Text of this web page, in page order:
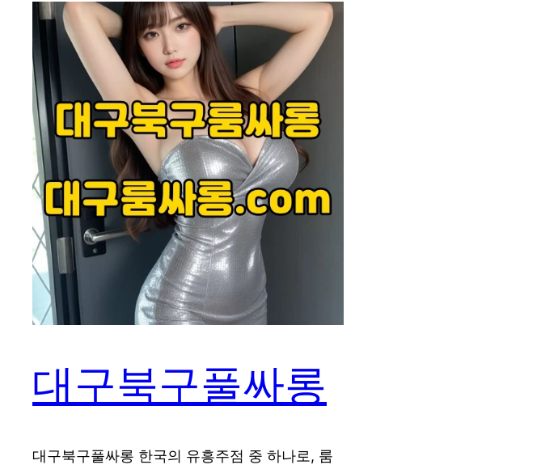
대구북구풀싸롱
대구북구풀싸롱 한국의 유흥주점 중 하나로, 룸